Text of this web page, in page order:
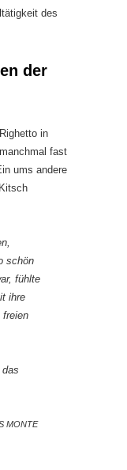
des
der
in
fast
ums andere
schön
fühlte
ihre
freien
MONTE